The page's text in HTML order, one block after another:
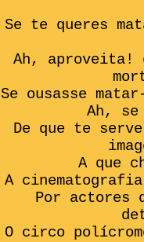
Se te queres
Ah, aproveita!
Se ousasse
Ah, se
De que te
A que
A
Por actores
O circo